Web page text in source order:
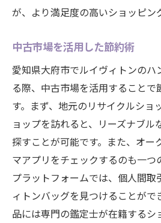
が、より満足度の高いショッピン
中古市場を活用した節約術
愛知県大府市でルイヴィトンの
る際、中古市場を活用することで
す。まず、地元のリサイクルショ
ョップを訪れると、リーズナブル
探すことが可能です。また、オー
マアプリをチェックするのも一つ
プラットフォームでは、個人間取
ィトンバッグを見つけることがで
品には専門の鑑定士が在籍する